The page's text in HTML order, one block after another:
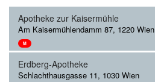
Apotheke zur Kaisermühle
Am Kaisermühlendamm 87, 1220 Wien
M
Erdberg-Apotheke
Schlachthausgasse 11, 1030 Wien